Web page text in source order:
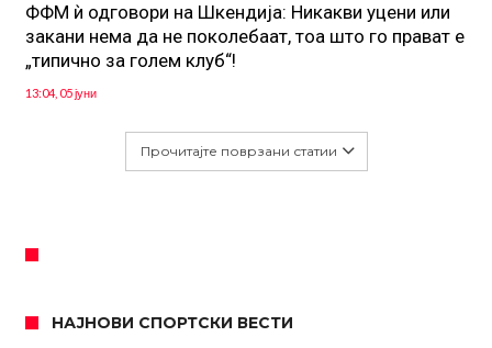
ФФМ ѝ одговори на Шкендија: Никакви уцени или
закани нема да не поколебаат, тоа што го прават е
„типично за голем клуб“!
13:04, 05 јуни
Прочитајте поврзани статии
НАЈНОВИ СПОРТСКИ ВЕСТИ